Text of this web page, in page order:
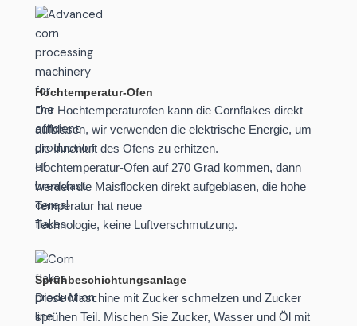
Hochtemperatur-Ofen
Der Hochtemperaturofen kann die Cornflakes direkt
aufblasen, wir verwenden die elektrische Energie, um
die Innenluft des Ofens zu erhitzen.
Hochtemperatur-Ofen auf 270 Grad kommen, dann
werden die Maisflocken direkt aufgeblasen, die hohe
Temperatur hat neue
Technologie, keine Luftverschmutzung.
Sprühbeschichtungsanlage
Diese Maschine mit Zucker schmelzen und Zucker
sprühen Teil. Mischen Sie Zucker, Wasser und Öl mit